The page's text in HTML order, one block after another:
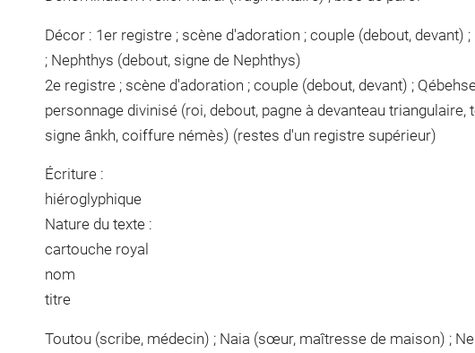
Décor : 1er registre ; scène d'adoration ; couple (debout, devant)
; Nephthys (debout, signe de Nephthys)
2e registre ; scène d'adoration ; couple (debout, devant) ;
personnage divinisé (roi, debout, pagne à devanteau triangulaire,
signe ânkh, coiffure némès) (restes d'un registre supérieur)
Écriture :
hiéroglyphique
Nature du texte :
cartouche royal
nom
titre
Toutou (scribe, médecin) ; Naia (sœur, maîtresse de maison) ;